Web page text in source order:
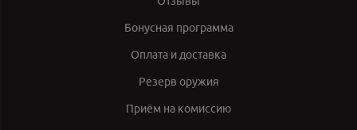
Бонусная программа
Оплата и доставка
Резерв оружия
Приём на комиссию